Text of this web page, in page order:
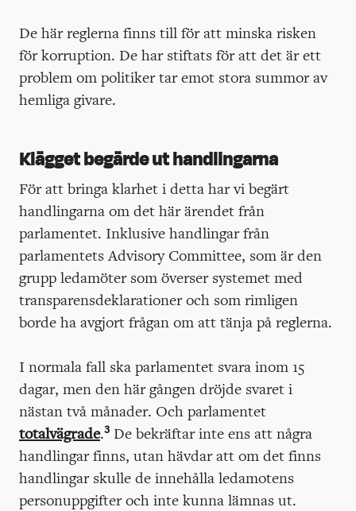
De här reglerna finns till för att minska risken
för korruption. De har stiftats för att det är ett
problem om politiker tar emot stora summor av
hemliga givare.
Klägget begärde ut handlingarna
För att bringa klarhet i detta har vi begärt
handlingarna om det här ärendet från
parlamentet. Inklusive handlingar från
parlamentets Advisory Committee, som är den
grupp ledamöter som överser systemet med
transparensdeklarationer och som rimligen
borde ha avgjort frågan om att tänja på reglerna.
I normala fall ska parlamentet svara inom 15
dagar, men den här gången dröjde svaret i
nästan två månader. Och parlamentet
totalvägrade.3 De bekräftar inte ens att några
handlingar finns, utan hävdar att om det finns
handlingar skulle de innehålla ledamotens
personuppgifter och inte kunna lämnas ut.